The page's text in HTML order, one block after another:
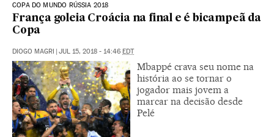
COPA DO MUNDO RÚSSIA 2018
França goleia Croácia na final e é bicampeã da
Copa
DIOGO MAGRI | JUL 15, 2018 - 14:46 EDT
Mbappé crava seu nome na
história ao se tornar o
jogador mais jovem a
marcar na decisão desde
Pelé